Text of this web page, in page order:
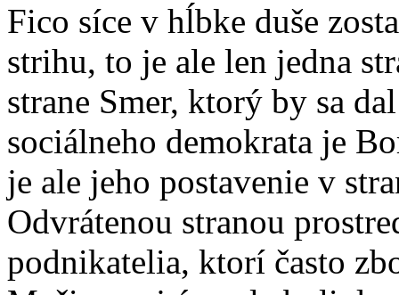
Fico síce v hĺbke duše
strihu, to je ale len jedna
strane Smer, ktorý by sa
sociálneho demokrata je
je ale jeho postavenie v
Odvrátenou stranou
podnikatelia, ktorí často